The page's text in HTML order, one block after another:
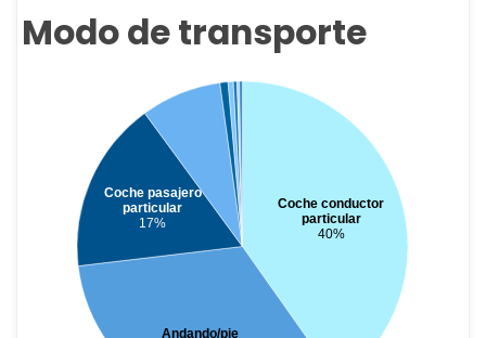
Modo de transporte